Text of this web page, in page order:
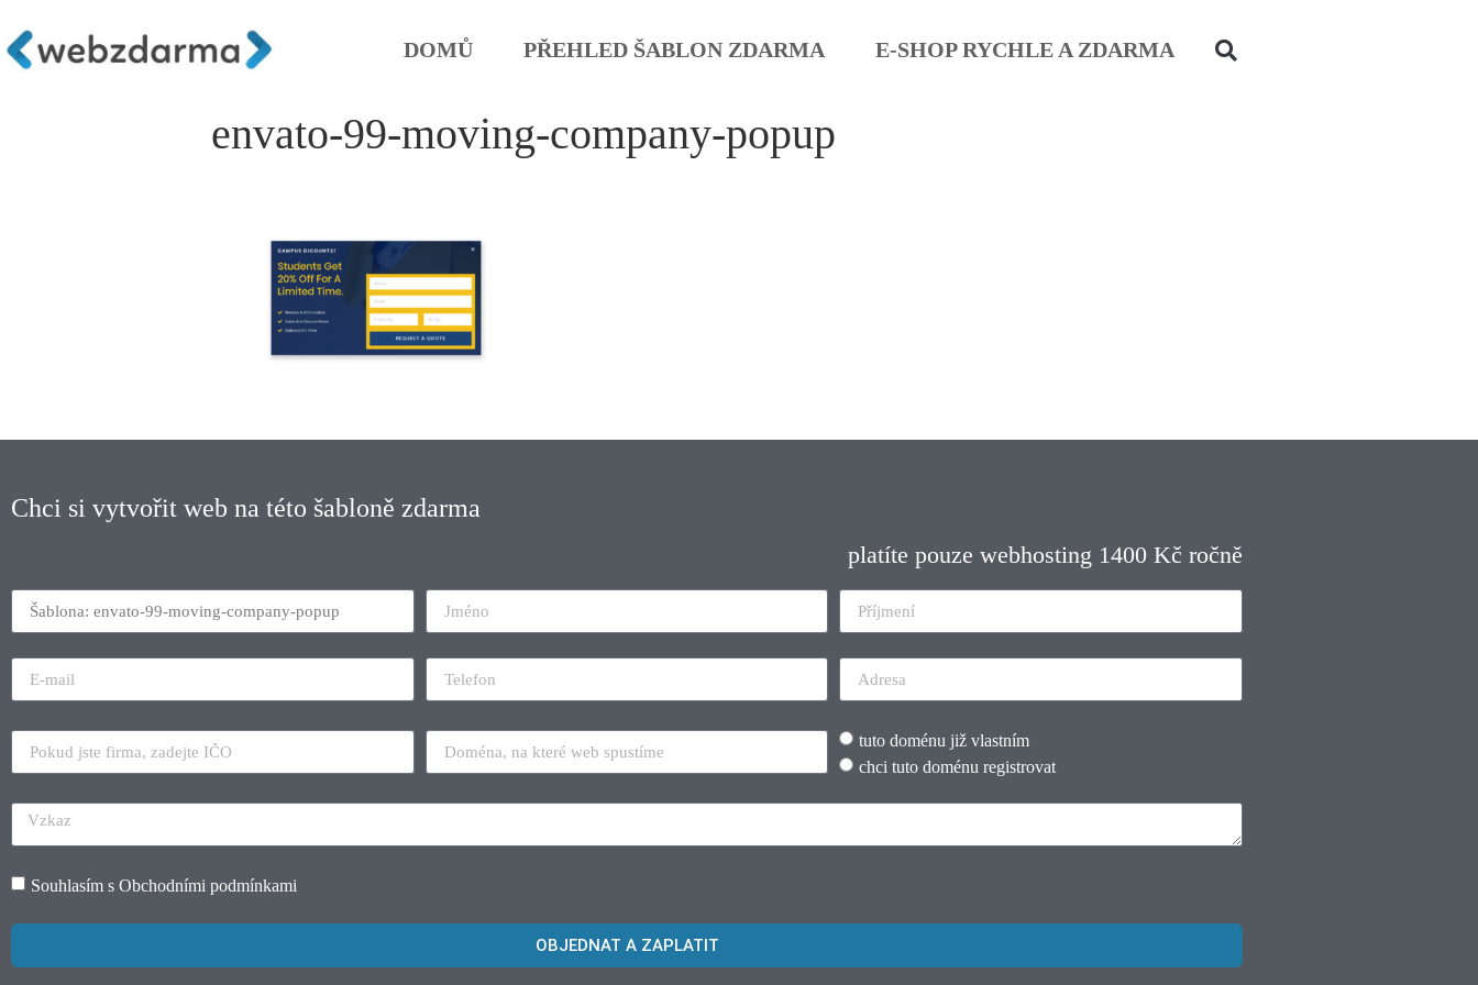
DOMŮ PŘEHLED ŠABLON ZDARMA E-SHOP RYCHLE A ZDARMA
envato-99-moving-company-popup
Chci si vytvořit web na této šabloně zdarma
platíte pouze webhosting 1400 Kč ročně
tuto doménu již vlastním
chci tuto doménu registrovat
Souhlasím s Obchodními podmínkami
OBJEDNAT A ZAPLATIT